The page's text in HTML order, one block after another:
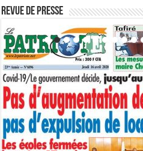
REVUE DE PRESSE